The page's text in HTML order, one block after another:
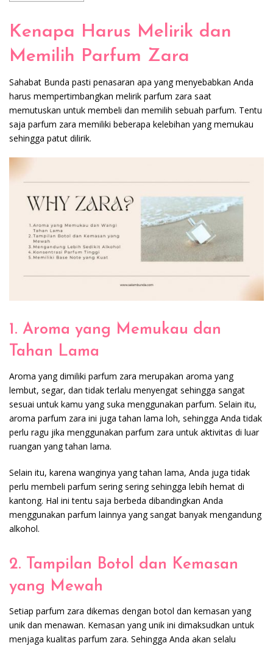
Kenapa Harus Melirik dan
Memilih Parfum Zara
Sahabat Bunda pasti penasaran apa yang menyebabkan Anda
harus mempertimbangkan melirik parfum zara saat
memutuskan untuk membeli dan memilih sebuah parfum. Tentu
saja parfum zara memiliki beberapa kelebihan yang memukau
sehingga patut dilirik.
1. Aroma yang Memukau dan
Tahan Lama
Aroma yang dimiliki parfum zara merupakan aroma yang
lembut, segar, dan tidak terlalu menyengat sehingga sangat
sesuai untuk kamu yang suka menggunakan parfum. Selain itu,
aroma parfum zara ini juga tahan lama loh, sehingga Anda tidak
perlu ragu jika menggunakan parfum zara untuk aktivitas di luar
ruangan yang tahan lama.
Selain itu, karena wanginya yang tahan lama, Anda juga tidak
perlu membeli parfum sering sering sehingga lebih hemat di
kantong. Hal ini tentu saja berbeda dibandingkan Anda
menggunakan parfum lainnya yang sangat banyak mengandung
alkohol.
2. Tampilan Botol dan Kemasan
yang Mewah
Setiap parfum zara dikemas dengan botol dan kemasan yang
unik dan menawan. Kemasan yang unik ini dimaksudkan untuk
menjaga kualitas parfum zara. Sehingga Anda akan selalu